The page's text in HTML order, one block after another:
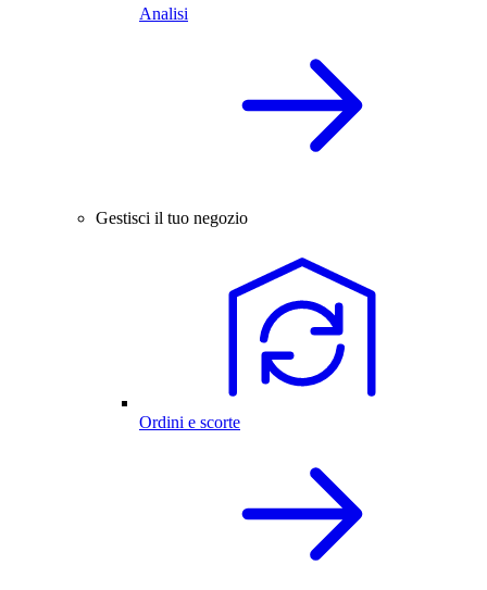
Analisi
Gestisci il tuo negozio
Ordini e scorte